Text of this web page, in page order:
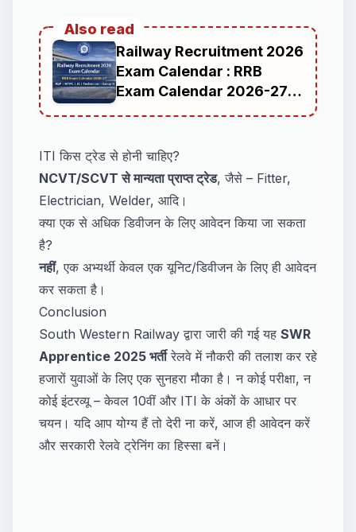
Also read
Railway Recruitment 2026
Exam Calendar : RRB
Exam Calendar 2026-27
ITI किस ट्रेड से होनी चाहिए?
NCVT/SCVT से मान्यता प्राप्त ट्रेड, जैसे – Fitter,
Electrician, Welder, आदि।
क्या एक से अधिक डिवीजन के लिए आवेदन किया जा सकता
है?
नहीं, एक अभ्यर्थी केवल एक यूनिट/डिवीजन के लिए ही आवेदन
कर सकता है।
Conclusion
South Western Railway द्वारा जारी की गई यह SWR
Apprentice 2025 भर्तीरेलवे में नौकरी की तलाश कर रहे
हजारों युवाओं के लिए एक सुनहरा मौका है। न कोई परीक्षा, न
कोई इंटरव्यू – केवल 10वीं और ITI के अंकों के आधार पर
चयन। यदि आप योग्य हैं तो देरी ना करें, आज ही आवेदन करें
और सरकारी रेलवे ट्रेनिंग का हिस्सा बनें।